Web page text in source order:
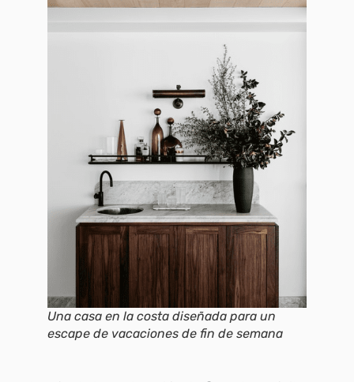
Una casa en la costa diseñada para un
escape de vacaciones de fin de semana